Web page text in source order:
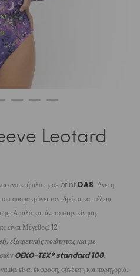
Leotard
ανοικτή πλάτη, σε print DAS. Άνετη
απομακρύνει τον ιδρώτα και τέλεια
Απαλό και άνετο στην κίνηση.
είναι Μέγεθος: 12
εξαιρετικής ποιότητας και με
OEKO-TEX® standard 100.
είναι έκφραση, σύνδεση και παρηγοριά.